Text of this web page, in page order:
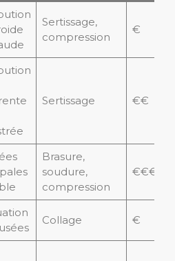
Sertissage,
compression
€
Sertissage €€
Brasure,
soudure,
compression
€€€
Collage €